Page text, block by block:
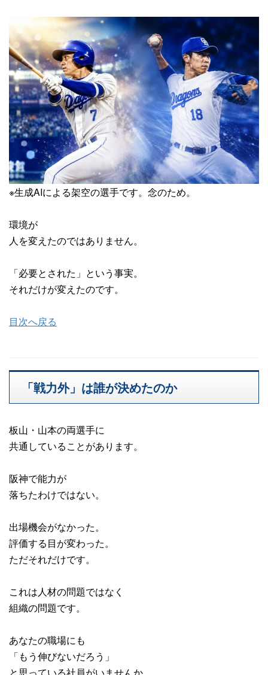
※生成AIによる架空の選手です。念のため。
環境が
人を変えたのではありません。
「必要とされた」という事実。
それだけが変えたのです。
目次へ戻る
「戦力外」は誰が決めたのか
板山・山本の両選手に
共通していることがあります。
阪神で能力が
落ちたわけではない。
出場機会がなかった。
評価する目が変わった。
ただそれだけです。
これは人材の問題ではなく
組織の問題です。
あなたの職場にも
「もう伸びないだろう」
と思っている社員がいませんか。